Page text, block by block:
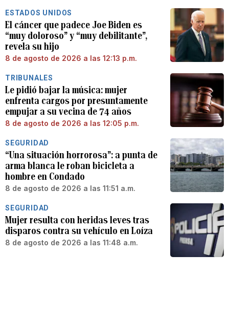
ESTADOS UNIDOS
El cáncer que padece Joe Biden es
“muy doloroso” y “muy debilitante”,
revela su hijo
8 de agosto de 2026 a las 12:13 p.m.
TRIBUNALES
Le pidió bajar la música: mujer
enfrenta cargos por presuntamente
empujar a su vecina de 74 años
8 de agosto de 2026 a las 12:05 p.m.
SEGURIDAD
“Una situación horrorosa”: a punta de
arma blanca le roban bicicleta a
hombre en Condado
8 de agosto de 2026 a las 11:51 a.m.
SEGURIDAD
Mujer resulta con heridas leves tras
disparos contra su vehículo en Loíza
8 de agosto de 2026 a las 11:48 a.m.